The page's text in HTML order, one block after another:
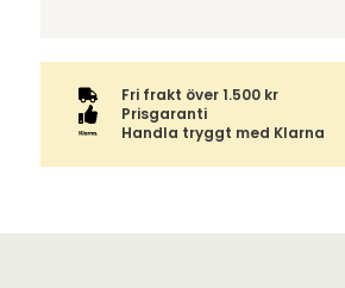
Fri frakt över 1.500 kr
Prisgaranti
Handla tryggt med Klarna